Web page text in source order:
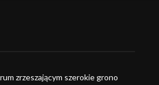
zrzeszającym szerokie grono